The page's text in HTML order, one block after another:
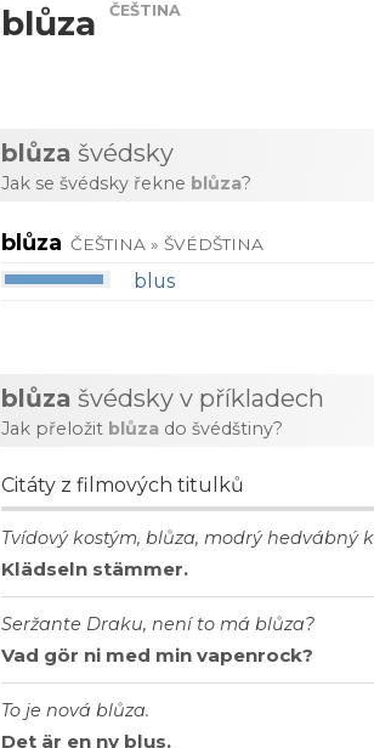
blůza ČEŠTINA
blůza švédsky
Jak se švédsky řekne blůza?
blůza ČEŠTINA » ŠVÉDŠTINA
blus
blůza švédsky v příkladech
Jak přeložit blůza do švédštiny?
Citáty z filmových titulků
Tvídový kostým, blůza, modrý hedvábný
Klädseln stämmer.
Seržante Draku, není to má blůza?
Vad gör ni med min vapenrock?
To je nová blůza.
Det är en ny blus.